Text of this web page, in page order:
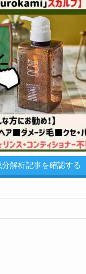
解析記事を確認する